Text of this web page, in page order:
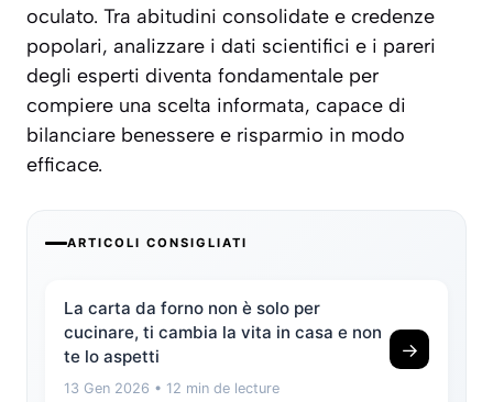
oculato. Tra abitudini consolidate e credenze
popolari, analizzare i dati scientifici e i pareri
degli esperti diventa fondamentale per
compiere una scelta informata, capace di
bilanciare benessere e risparmio in modo
efficace.
ARTICOLI CONSIGLIATI
La carta da forno non è solo per
cucinare, ti cambia la vita in casa e non
te lo aspetti
13 Gen 2026 • 12 min de lecture
→